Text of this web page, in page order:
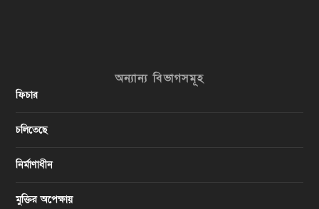
অন্যান্য বিভাগসমূহ
ফিচার
চলিতেছে
নির্মাণাধীন
মুক্তির অপেক্ষায়